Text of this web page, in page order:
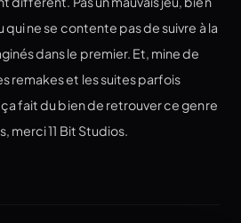
qui ne se contente pas de suivre à la
dans le premier. Et, mine de
remakes et les suites parfois
fait du bien de retrouver ce genre
merci 11 Bit Studios.